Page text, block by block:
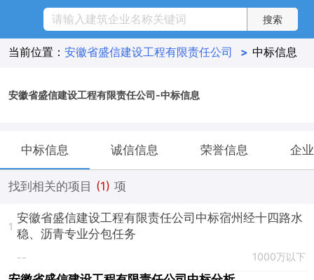
当前位置： 安徽省盛信建设工程有限责任公司 > 中标信息
安徽省盛信建设工程有限责任公司-中标信息
中标信息 诚信信息 荣誉信息 企
找到相关的项目 (1) 项
1
安徽省盛信建设工程有限责任公司中标宿州经十四路水
稳、沥青专业分包任务
-- 1000万以下